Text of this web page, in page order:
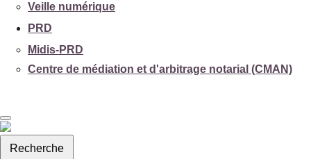
Veille numérique
PRD
Midis-PRD
Centre de médiation et d'arbitrage notarial (CMAN)
Recherche